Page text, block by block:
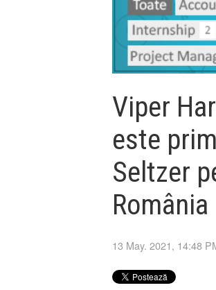
Viper
este
Seltzer
România
13 May. 2021, 14:48